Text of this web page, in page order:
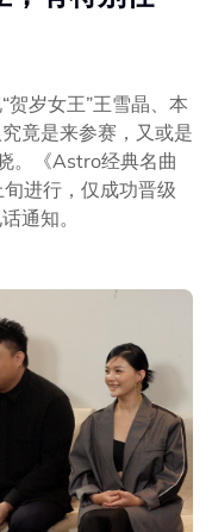
贺岁女王”王雪晶、本
竟是来参赛，又或是
。《Astro经典名曲
进行，仅成功晋级
通知。